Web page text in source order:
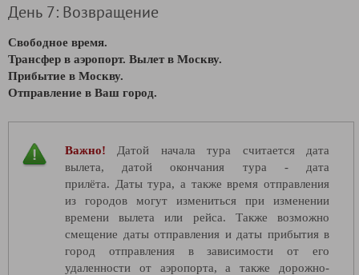
День 7: Возвращение
Свободное время.
Трансфер в аэропорт. Вылет в Москву.
Прибытие в Москву.
Отправление в Ваш город.
Важно!
Датой начала тура считается дата
вылета, датой окончания тура - дата
прилёта. Даты тура, а также время отправления
из городов могут измениться при изменении
времени вылета или рейса. Также возможно
смещение даты отправления и даты прибытия в
город отправления в зависимости от его
удаленности от аэропорта, а также дорожно-